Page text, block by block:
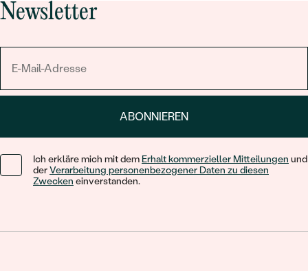
Newsletter
ABONNIEREN
Ich erkläre mich mit dem Erhalt kommerzieller Mitteilungen und
derVerarbeitung personenbezogener Daten zu diesen
Zwecken einverstanden.